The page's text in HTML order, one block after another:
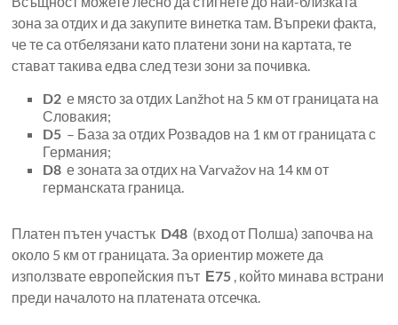
зона за отдих и да закупите винетка там. Въпреки факта,
че те са отбелязани като платени зони на картата, те
стават такива едва след тези зони за почивка.
D2 е място за отдих Lanžhot на 5 км от границата на
Словакия;
D5 – База за отдих Розвадов на 1 км от границата с
Германия;
D8 е зоната за отдих на Varvažov на 14 км от
германската граница.
Платен пътен участък D48 (вход от Полша) започва на
около 5 км от границата. За ориентир можете да
използвате европейския път Е75 , който минава встрани
преди началото на платената отсечка.